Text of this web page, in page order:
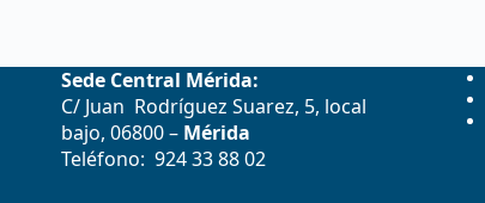
Sede Central Mérida:
C/ Juan Rodríguez Suarez, 5, local
bajo, 06800 – Mérida
Teléfono: 924 33 88 02